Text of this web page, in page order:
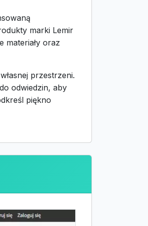
marki Lemir
materiały oraz
przestrzeni.
odwiedzin, aby
piękno